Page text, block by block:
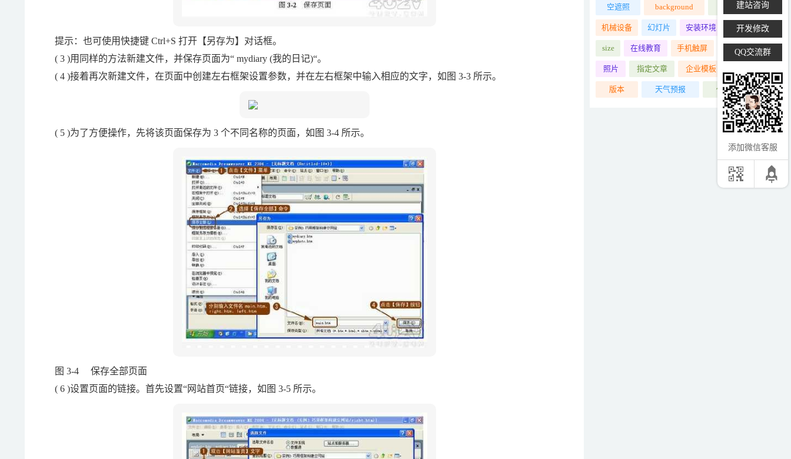
提示：也可使用快捷键 Ctrl+S 打开【另存为】对话框。
( 3 )用同样的方法新建文件，并保存页面为“ mydiary (我的日记)“。
( 4 )接着再次新建文件，在页面中创建左右框架设置参数，并在左右框架中输入相应的文字，如图 3-3 所示。
( 5 )为了方便操作，先将该页面保存为 3 个不同名称的页面，如图 3-4 所示。
图 3-4 保存全部页面
( 6 )设置页面的链接。首先设置“网站首页“链接，如图 3-5 所示。
空遮照 background 用法示范
机械设备 幻灯片 安装环境 马赛克
size 在线教育 手机触屏 基本结构
照片 指定文章 企业模板
版本 天气预报 仪器设备
建站咨询
开发修改
QQ交流群
添加微信客服